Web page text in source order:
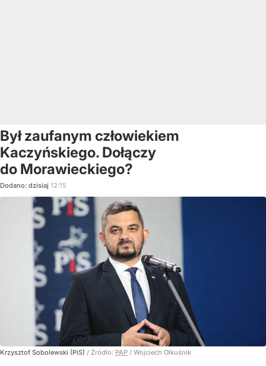
Był zaufanym człowiekiem
Kaczyńskiego. Dołączy
do Morawieckiego?
Dodano: dzisiaj 12:15
Krzysztof Sobolewski (PiS) / Źródło: PAP / Wojciech Olkuśnik